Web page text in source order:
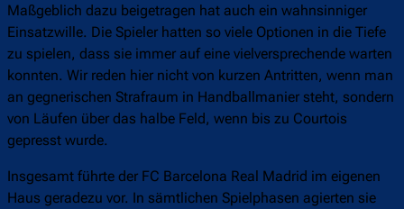
Maßgeblich dazu beigetragen hat auch ein wahnsinniger
Einsatzwille. Die Spieler hatten so viele Optionen in die Tiefe
zu spielen, dass sie immer auf eine vielversprechende warten
konnten. Wir reden hier nicht von kurzen Antritten, wenn man
an gegnerischen Strafraum in Handballmanier steht, sondern
von Läufen über das halbe Feld, wenn bis zu Courtois
gepresst wurde.
Insgesamt führte der FC Barcelona Real Madrid im eigenen
Haus geradezu vor. In sämtlichen Spielphasen agierten sie